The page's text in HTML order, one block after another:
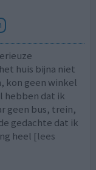
huis bijna niet
kon geen winkel
hebben dat ik
geen bus, trein,
gedachte dat ik
heel [lees